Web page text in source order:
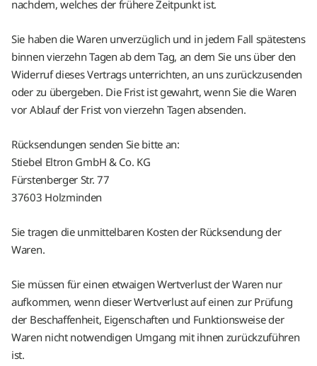
nachdem, welches der frühere Zeitpunkt ist.
Sie haben die Waren unverzüglich und in jedem Fall spätestens
binnen vierzehn Tagen ab dem Tag, an dem Sie uns über den
Widerruf dieses Vertrags unterrichten, an uns zurückzusenden
oder zu übergeben. Die Frist ist gewahrt, wenn Sie die Waren
vor Ablauf der Frist von vierzehn Tagen absenden.
Rücksendungen senden Sie bitte an:
Stiebel Eltron GmbH & Co. KG
Fürstenberger Str. 77
37603 Holzminden
Sie tragen die unmittelbaren Kosten der Rücksendung der
Waren.
Sie müssen für einen etwaigen Wertverlust der Waren nur
aufkommen, wenn dieser Wertverlust auf einen zur Prüfung
der Beschaffenheit, Eigenschaften und Funktionsweise der
Waren nicht notwendigen Umgang mit ihnen zurückzuführen
ist.